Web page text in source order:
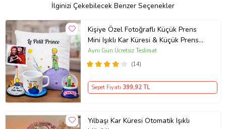
kcm31727396
İlginizi Çekebilecek Benzer Seçenekler
Kişiye Özel Fotoğraflı Küçük Prens
Mini Işıklı Kar Küresi & Küçük Prens
Kupa & Yastık Arkadaşa Hediye
(14)
Aynı Gün Ücretsiz Teslimat
Sepet Fiyatı 399,92 TL
Yılbaşı Kar Küresi Otomatik Işıklı